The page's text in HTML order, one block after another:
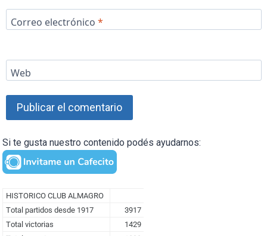
Correo electrónico *
Web
Si te gusta nuestro contenido podés ayudarnos: